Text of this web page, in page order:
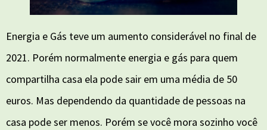
Energia e Gás teve um aumento considerável no final de
2021. Porém normalmente energia e gás para quem
compartilha casa ela pode sair em uma média de 50
euros. Mas dependendo da quantidade de pessoas na
casa pode ser menos. Porém se você mora sozinho você